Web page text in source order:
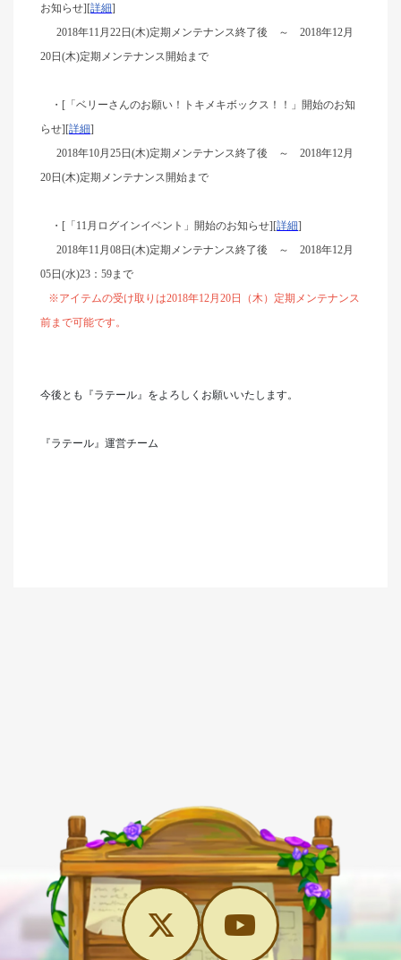
お知らせ][詳細]
2018年11月22日(木)定期メンテナンス終了後 ～ 2018年12月
20日(木)定期メンテナンス開始まで
・[「ベリーさんのお願い！トキメキボックス！！」開始のお知
らせ][詳細]
2018年10月25日(木)定期メンテナンス終了後 ～ 2018年12月
20日(木)定期メンテナンス開始まで
・[「11月ログインイベント」開始のお知らせ][詳細]
2018年11月08日(木)定期メンテナンス終了後 ～ 2018年12月
05日(水)23：59まで
※アイテムの受け取りは2018年12月20日（木）定期メンテナンス
前まで可能です。
今後とも『ラテール』をよろしくお願いいたします。
『ラテール』運営チーム